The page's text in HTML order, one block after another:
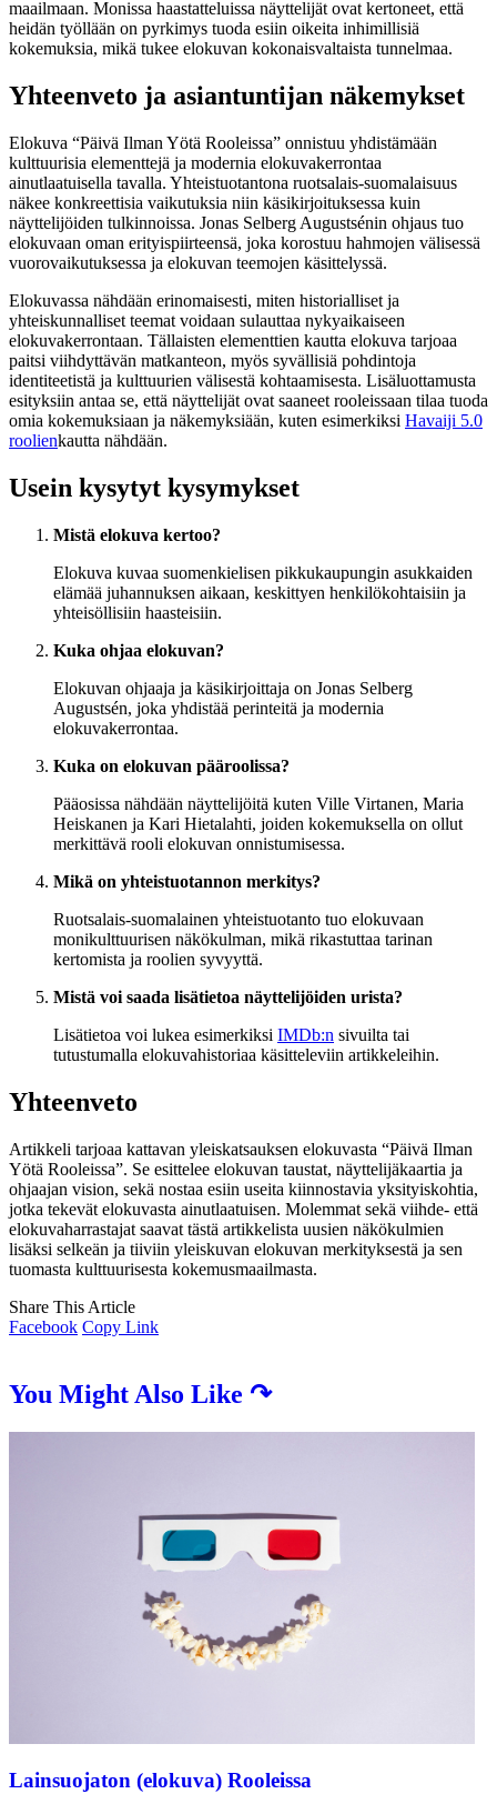
maailmaan. Monissa haastatteluissa näyttelijät ovat kertoneet, että
heidän työllään on pyrkimys tuoda esiin oikeita inhimillisiä
kokemuksia, mikä tukee elokuvan kokonaisvaltaista tunnelmaa.
Yhteenveto ja asiantuntijan näkemykset
Elokuva “Päivä Ilman Yötä Rooleissa” onnistuu yhdistämään
kulttuurisia elementtejä ja modernia elokuvakerrontaa
ainutlaatuisella tavalla. Yhteistuotantona ruotsalais-suomalaisuus
näkee konkreettisia vaikutuksia niin käsikirjoituksessa kuin
näyttelijöiden tulkinnoissa. Jonas Selberg Augustsénin ohjaus tuo
elokuvaan oman erityispiirteensä, joka korostuu hahmojen välisessä
vuorovaikutuksessa ja elokuvan teemojen käsittelyssä.
Elokuvassa nähdään erinomaisesti, miten historialliset ja
yhteiskunnalliset teemat voidaan sulauttaa nykyaikaiseen
elokuvakerrontaan. Tällaisten elementtien kautta elokuva tarjoaa
paitsi viihdyttävän matkanteon, myös syvällisiä pohdintoja
identiteetistä ja kulttuurien välisestä kohtaamisesta. Lisäluottamusta
esityksiin antaa se, että näyttelijät ovat saaneet rooleissaan tilaa tuoda
omia kokemuksiaan ja näkemyksiään, kuten esimerkiksi Havaiji 5.0
roolienkautta nähdään.
Usein kysytyt kysymykset
Mistä elokuva kertoo?
Elokuva kuvaa suomenkielisen pikkukaupungin asukkaiden
elämää juhannuksen aikaan, keskittyen henkilökohtaisiin ja
yhteisöllisiin haasteisiin.
Kuka ohjaa elokuvan?
Elokuvan ohjaaja ja käsikirjoittaja on Jonas Selberg
Augustsén, joka yhdistää perinteitä ja modernia
elokuvakerrontaa.
Kuka on elokuvan pääroolissa?
Pääosissa nähdään näyttelijöitä kuten Ville Virtanen, Maria
Heiskanen ja Kari Hietalahti, joiden kokemuksella on ollut
merkittävä rooli elokuvan onnistumisessa.
Mikä on yhteistuotannon merkitys?
Ruotsalais-suomalainen yhteistuotanto tuo elokuvaan
monikulttuurisen näkökulman, mikä rikastuttaa tarinan
kertomista ja roolien syvyyttä.
Mistä voi saada lisätietoa näyttelijöiden urista?
Lisätietoa voi lukea esimerkiksi IMDb:n sivuilta tai
tutustumalla elokuvahistoriaa käsitteleviin artikkeleihin.
Yhteenveto
Artikkeli tarjoaa kattavan yleiskatsauksen elokuvasta “Päivä Ilman
Yötä Rooleissa”. Se esittelee elokuvan taustat, näyttelijäkaartia ja
ohjaajan vision, sekä nostaa esiin useita kiinnostavia yksityiskohtia,
jotka tekevät elokuvasta ainutlaatuisen. Molemmat sekä viihde- että
elokuvaharrastajat saavat tästä artikkelista uusien näkökulmien
lisäksi selkeän ja tiiviin yleiskuvan elokuvan merkityksestä ja sen
tuomasta kulttuurisesta kokemusmaailmasta.
Share This Article
Facebook Copy Link
You Might Also Like ↷
Lainsuojaton (elokuva) Rooleissa